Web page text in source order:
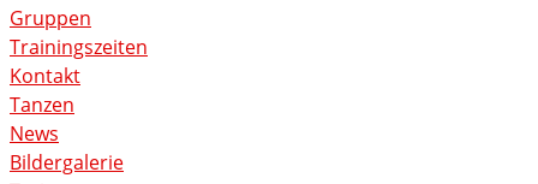
Gruppen
Trainingszeiten
Kontakt
Tanzen
News
Bildergalerie